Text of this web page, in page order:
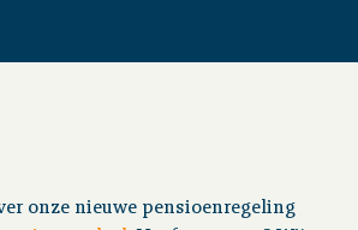
onze nieuwe pensioenregeling